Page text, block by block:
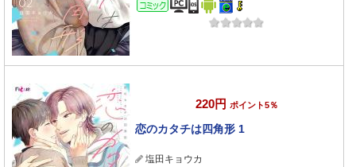
コミック
220円 ポイント5％
恋のカタチは四角形 1
塩田キョウカ